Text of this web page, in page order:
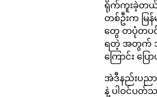
ရိုက်ကူးခဲ့တယ်
တစ်ဦးက မြ
တွေ တပုံတပင်
ရတဲ့ အတွက် အခ
ကြောင်း ပြေ
အဲဒီနည်းပညာ
နဲ့ ပါဝင်ပ